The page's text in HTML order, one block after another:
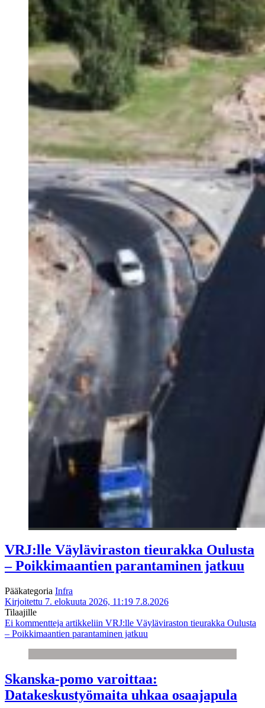
VRJ:lle Väyläviraston tieurakka Oulusta
– Poikkimaantien parantaminen jatkuu
Pääkategoria Infra
Kirjoitettu 7. elokuuta 2026, 11:19 7.8.2026
Tilaajille
Ei kommentteja artikkeliin VRJ:lle Väyläviraston tieurakka Oulusta
– Poikkimaantien parantaminen jatkuu
Skanska-pomo varoittaa:
Datakeskustyömaita uhkaa osaajapula